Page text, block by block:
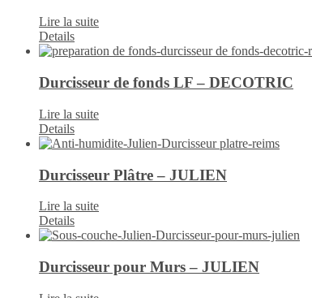
Lire la suite
Details
Durcisseur de fonds LF – DECOTRIC
Lire la suite
Details
Durcisseur Plâtre – JULIEN
Lire la suite
Details
Durcisseur pour Murs – JULIEN